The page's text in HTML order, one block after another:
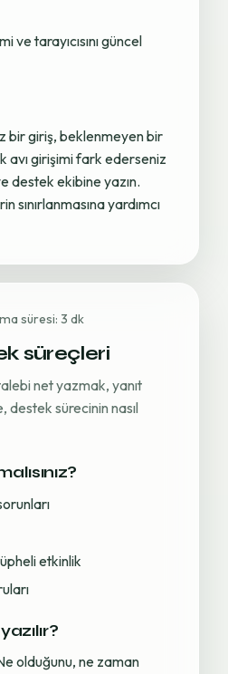
ve tarayıcısını güncel
bir giriş, beklenmeyen bir
avı girişimi fark ederseniz
destek ekibine yazın.
sınırlanmasına yardımcı
süresi: 3 dk
süreçleri
net yazmak, yanıt
destek sürecinin nasıl
etkinlik
olduğunu, ne zaman